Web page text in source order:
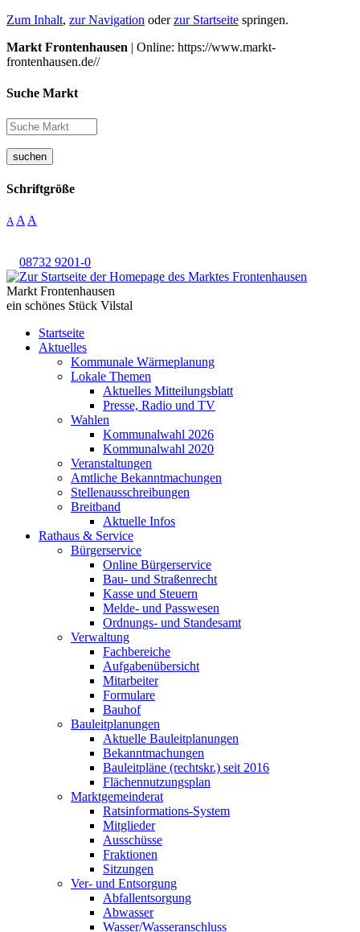
Zum Inhalt, zur Navigation oderzur Startseite springen.
Markt Frontenhausen | Online: https://www.markt-
frontenhausen.de//
Suche Markt
suchen
Schriftgröße
A A A
08732 9201-0
Markt Frontenhausen
ein schönes Stück Vilstal
Startseite
Aktuelles
Kommunale Wärmeplanung
Lokale Themen
Aktuelles Mitteilungsblatt
Presse, Radio und TV
Wahlen
Kommunalwahl 2026
Kommunalwahl 2020
Veranstaltungen
Amtliche Bekanntmachungen
Stellenausschreibungen
Breitband
Aktuelle Infos
Rathaus & Service
Bürgerservice
Online Bürgerservice
Bau- und Straßenrecht
Kasse und Steuern
Melde- und Passwesen
Ordnungs- und Standesamt
Verwaltung
Fachbereiche
Aufgabenübersicht
Mitarbeiter
Formulare
Bauhof
Bauleitplanungen
Aktuelle Bauleitplanungen
Bekanntmachungen
Bauleitpläne (rechtskr.) seit 2016
Flächennutzungsplan
Marktgemeinderat
Ratsinformations-System
Mitglieder
Ausschüsse
Fraktionen
Sitzungen
Ver- und Entsorgung
Abfallentsorgung
Abwasser
Wasser/Wasseranschluss